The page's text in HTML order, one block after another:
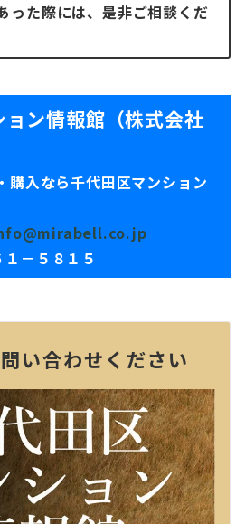
った際には、是非ご相談くだ
ン情報館（株式会社
購入なら千代田区マンション
－５８１５
い合わせください